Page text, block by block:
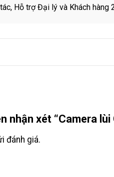
Hỗ trợ Đại lý và Khách hàng
nhận xét “Camera
đánh giá.